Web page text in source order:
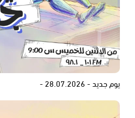
يوم جديد - 28.07.2026 -